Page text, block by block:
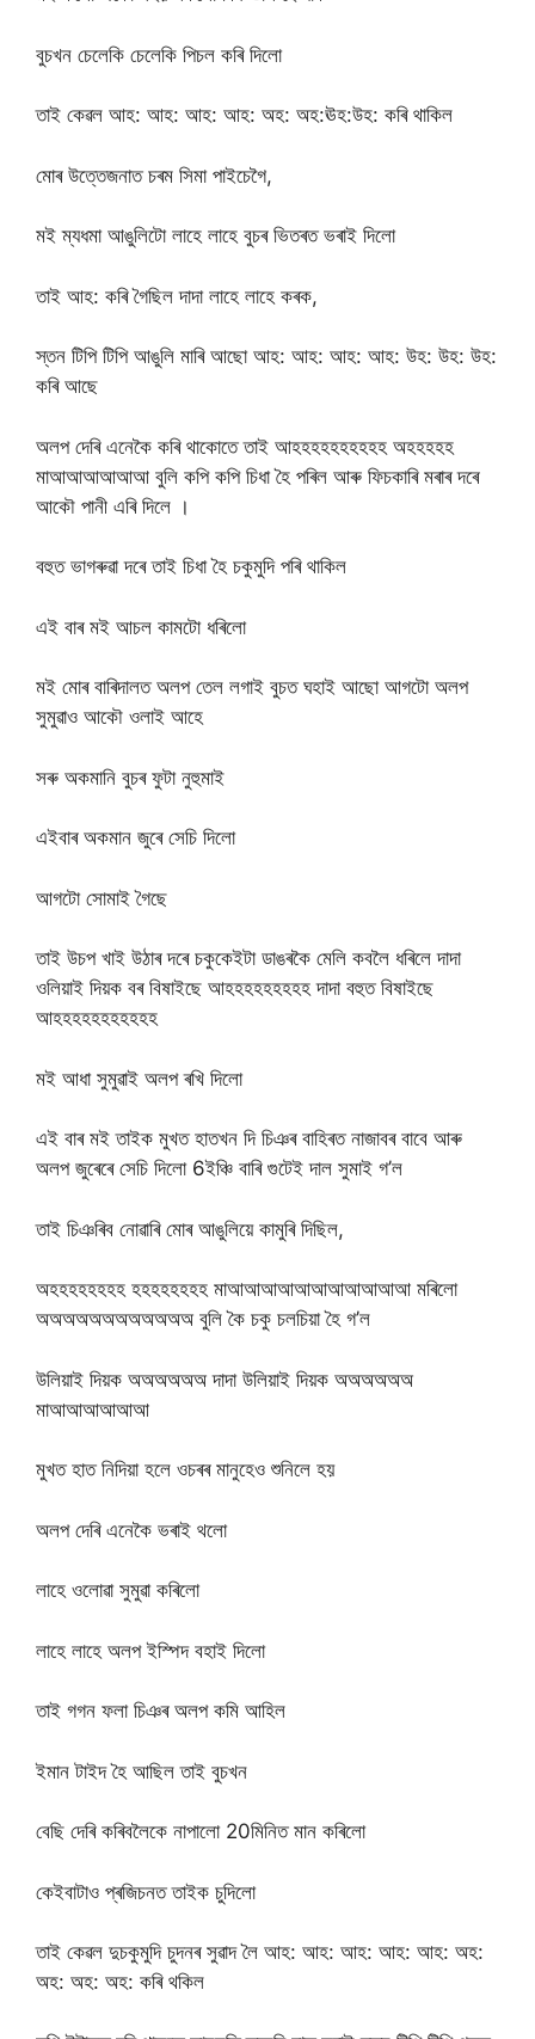
বুচখন চেলেকি চেলেকি পিচল কৰি দিলো
তাই কেৱল আহ: আহ: আহ: আহ: অহ: অহ:ঊহ:উহ: কৰি থাকিল
মোৰ উত্তেজনাত চৰম সিমা পাইচেগৈ,
মই ম্যধমা আঙুলিটো লাহে লাহে বুচৰ ভিতৰত ভৰাই দিলো
তাই আহ: কৰি গৈছিল দাদা লাহে লাহে কৰক,
স্তন টিপি টিপি আঙুলি মাৰি আছো আহ: আহ: আহ: আহ: উহ: উহ: উহ:
কৰি আছে
অলপ দেৰি এনেকৈ কৰি থাকোতে তাই আহহহহহহহহহহ অহহহহহ
মাআআআআআআ বুলি কপি কপি চিধা হৈ পৰিল আৰু ফিচকাৰি মৰাৰ দৰে
আকৌ পানী এৰি দিলে ।
বহুত ভাগৰুৱা দৰে তাই চিধা হৈ চকুমুদি পৰি থাকিল
এই বাৰ মই আচল কামটো ধৰিলো
মই মোৰ বাৰিদালত অলপ তেল লগাই বুচত ঘহাই আছো আগটো অলপ
সুমুৱাও আকৌ ওলাই আহে
সৰু অকমানি বুচৰ ফুটা নুহুমাই
এইবাৰ অকমান জুৰে সেচি দিলো
আগটো সোমাই গৈছে
তাই উচপ খাই উঠাৰ দৰে চকুকেইটা ডাঙৰকৈ মেলি কবলৈ ধৰিলে দাদা
ওলিয়াই দিয়ক বৰ বিষাইছে আহহহহহহহহহ দাদা বহুত বিষাইছে
আহহহহহহহহহহহ
মই আধা সুমুৱাই অলপ ৰখি দিলো
এই বাৰ মই তাইক মুখত হাতখন দি চিঞৰ বাহিৰত নাজাবৰ বাবে আৰু
অলপ জুৰেৰে সেচি দিলো 6ইঞ্চি বাৰি গুটেই দাল সুমাই গ’ল
তাই চিঞৰিব নোৱাৰি মোৰ আঙুলিয়ে কামুৰি দিছিল,
অহহহহহহহহ হহহহহহহহ মাআআআআআআআআআআআ মৰিলো
অঅঅঅঅঅঅঅঅঅঅঅ বুলি কৈ চকু চলচিয়া হৈ গ’ল
উলিয়াই দিয়ক অঅঅঅঅঅ দাদা উলিয়াই দিয়ক অঅঅঅঅঅ
মাআআআআআআ
মুখত হাত নিদিয়া হলে ওচৰৰ মানুহেও শুনিলে হয়
অলপ দেৰি এনেকৈ ভৰাই থলো
লাহে ওলোৱা সুমুৱা কৰিলো
লাহে লাহে অলপ ইস্পিদ বহাই দিলো
তাই গগন ফলা চিঞৰ অলপ কমি আহিল
ইমান টাইদ হৈ আছিল তাই বুচখন
বেছি দেৰি কৰিবলৈকে নাপালো 20মিনিত মান কৰিলো
কেইবাটাও প্ৰজিচনত তাইক চুদিলো
তাই কেৱল দুচকুমুদি চুদনৰ সুৱাদ লৈ আহ: আহ: আহ: আহ: আহ: অহ:
অহ: অহ: অহ: কৰি থকিল